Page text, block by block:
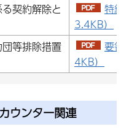
契約解除と
特約
3.4KB）
等排除措置
要領
4KB）
ウンター関連